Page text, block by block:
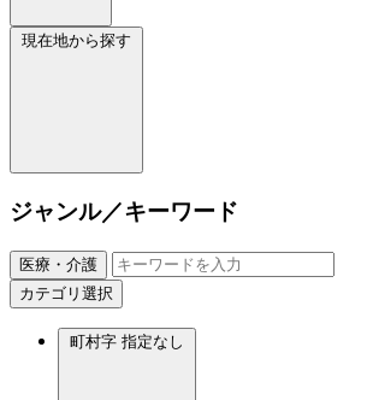
現在地から探す
ジャンル／キーワード
医療・介護
カテゴリ選択
町村字 指定なし